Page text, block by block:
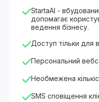
StartaAI -
допомагає
ведення бізнесу.
Доступ тільки для
Персональний
Необмежена
SMS сповіщення